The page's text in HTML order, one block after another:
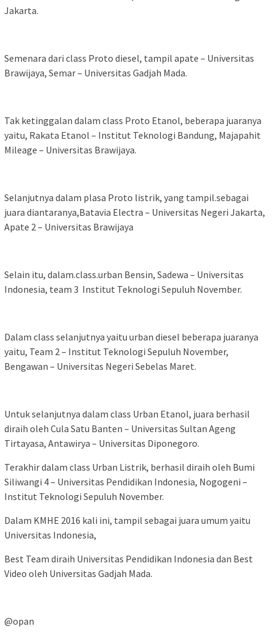
Jakarta.
Semenara dari class Proto diesel, tampil apate – Universitas
Brawijaya, Semar – Universitas Gadjah Mada.
Tak ketinggalan dalam class Proto Etanol, beberapa juaranya
yaitu, Rakata Etanol – Institut Teknologi Bandung, Majapahit
Mileage – Universitas Brawijaya.
Selanjutnya dalam plasa Proto listrik, yang tampil.sebagai
juara diantaranya,Batavia Electra – Universitas Negeri Jakarta,
Apate 2 – Universitas Brawijaya
Selain itu, dalam.class.urban Bensin, Sadewa – Universitas
Indonesia, team 3 Institut Teknologi Sepuluh November.
Dalam class selanjutnya yaitu urban diesel beberapa juaranya
yaitu, Team 2 – Institut Teknologi Sepuluh November,
Bengawan – Universitas Negeri Sebelas Maret.
Untuk selanjutnya dalam class Urban Etanol, juara berhasil
diraih oleh Cula Satu Banten – Universitas Sultan Ageng
Tirtayasa, Antawirya – Universitas Diponegoro.
Terakhir dalam class Urban Listrik, berhasil diraih oleh Bumi
Siliwangi 4 – Universitas Pendidikan Indonesia, Nogogeni –
Institut Teknologi Sepuluh November.
Dalam KMHE 2016 kali ini, tampil sebagai juara umum yaitu
Universitas Indonesia,
Best Team diraih Universitas Pendidikan Indonesia dan Best
Video oleh Universitas Gadjah Mada.
@opan